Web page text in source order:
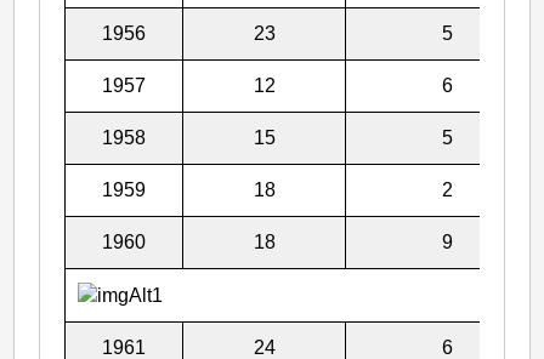
1956 23 5
1957 12 6
1958 15 5
1959 18 2
1960 18 9
1961 24 6